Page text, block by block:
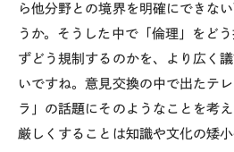
ら他分野との境界を明確にできな
うか。そうした中で「倫理」をど
ずどう規制するのかを、より広く
いですね。意見交換の中で出たテ
ラ」の話題にそのようなことを考
厳しくすることは知識や文化の矮